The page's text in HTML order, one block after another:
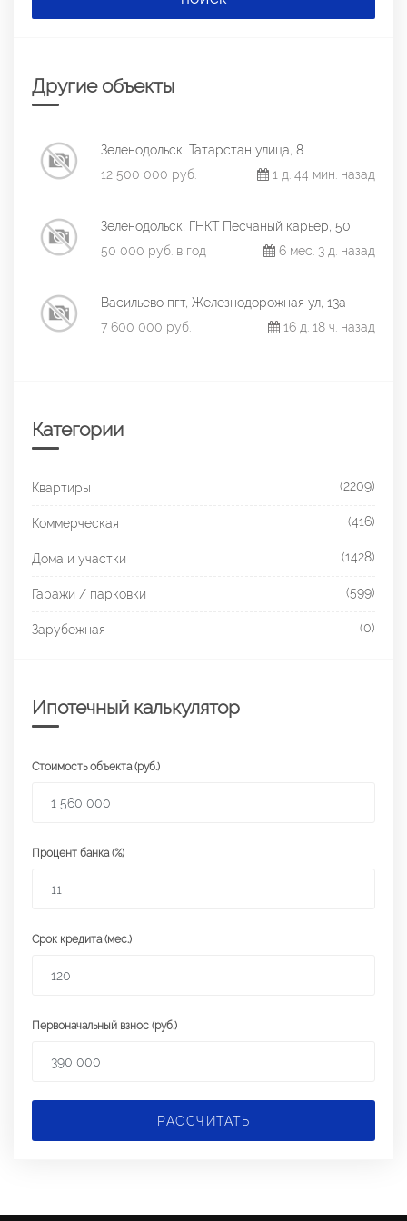
Другие объекты
Зеленодольск, Татарстан улица, 8
12 500 000 руб.
1 д. 44 мин. назад
Зеленодольск, ГНКТ Песчаный карьер, 50
50 000 руб. в год
6 мес. 3 д. назад
Васильево пгт, Железнодорожная ул, 13а
7 600 000 руб.
16 д. 18 ч. назад
Категории
Квартиры (2209)
Коммерческая (416)
Дома и участки (1428)
Гаражи / парковки (599)
Зарубежная (0)
Ипотечный калькулятор
Стоимость объекта (руб.)
Процент банка (%)
Срок кредита (мес.)
Первоначальный взнос (руб.)
РАССЧИТАТЬ